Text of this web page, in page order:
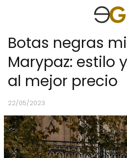
Botas negras
Marypaz: estilo
al mejor precio
22/05/2023